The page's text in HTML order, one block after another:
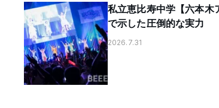
私立恵比寿中学【六本
で示した圧倒的な実力
2026.7.31